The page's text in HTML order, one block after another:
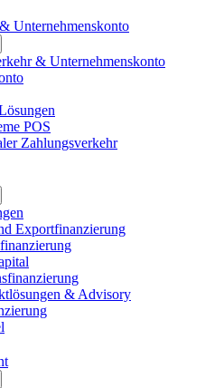
Unternehmenskonto
& Unternehmenskonto
POS
Zahlungsverkehr
Exportfinanzierung
& Advisory